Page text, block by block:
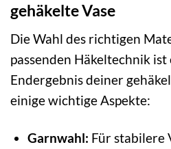
gehäkelte Vase
Die Wahl des richtigen
passenden Häkeltechnik
Endergebnis deiner
einige wichtige Aspekte:
Garnwahl: Für stabilere